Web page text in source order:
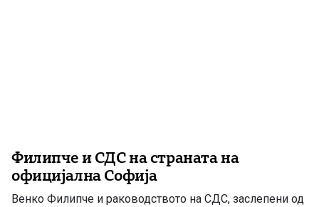
Филипче и СДС на страната на
официјална Софија
Венко Филипче и раководството на СДС, заслепени од